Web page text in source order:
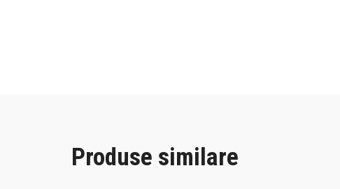
Produse similare